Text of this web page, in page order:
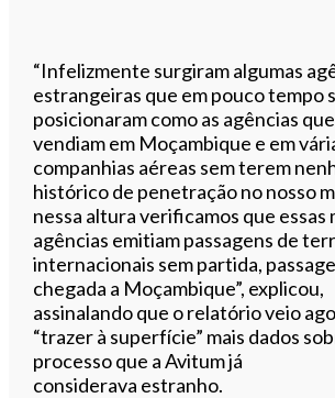
“Infelizmente surgiram algumas
estrangeiras que em pouco tempo
posicionaram como as agências
vendiam em Moçambique e em
companhias aéreas sem terem
histórico de penetração no nosso
nessa altura verificamos que essas
agências emitiam passagens de
internacionais sem partida,
chegada a Moçambique”, explicou,
assinalando que o relatório veio
“trazer à superfície” mais dados
processo que a Avitum já
considerava estranho.